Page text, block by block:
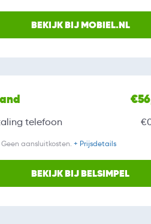
BEKIJK BIJ MOBIEL.NL
telefoon
aansluitkosten. + Prijsdetails
BEKIJK BIJ BELSIMPEL